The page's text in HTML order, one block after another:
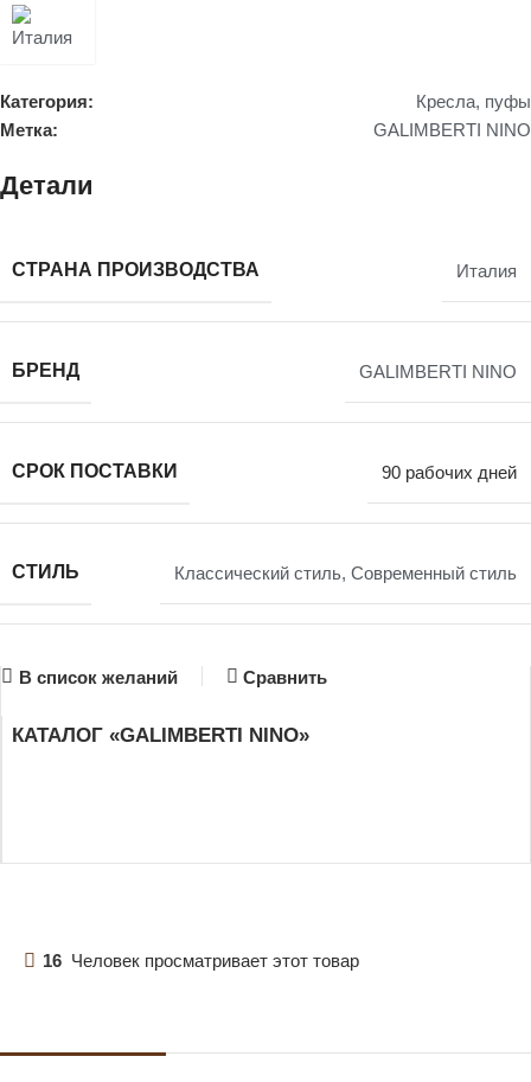
Категория:
Кресла, пуфы
Метка:
GALIMBERTI NINO
Детали
СТРАНА ПРОИЗВОДСТВА Италия
БРЕНД GALIMBERTI NINO
СРОК ПОСТАВКИ 90 рабочих дней
СТИЛЬ Классический стиль, Современный стиль
В список желаний Сравнить
КАТАЛОГ «GALIMBERTI NINO»
16 Человек просматривает этот товар